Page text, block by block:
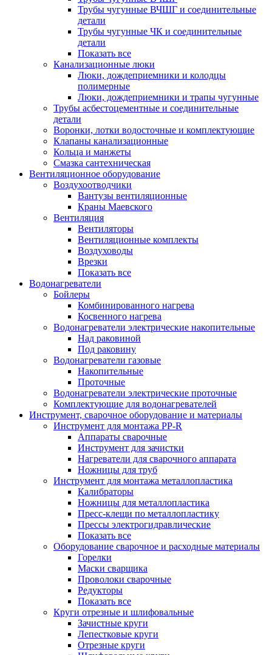
Трубы чугунные ВЧШГ и соединительные
детали
Трубы чугунные ЧК и соединительные
детали
Показать все
Канализационные люки
Люки, дождеприемники и колодцы
полимерные
Люки, дождеприемники и трапы чугунные
Трубы асбестоцементные и соединительные
детали
Воронки, лотки водосточные и комплектующие
Клапаны канализационные
Кольца и манжеты
Смазка сантехническая
Вентиляционное оборудование
Воздухоотводчики
Вантузы вентиляционные
Краны Маевского
Вентиляция
Вентиляторы
Вентиляционные комплекты
Воздуховоды
Врезки
Показать все
Водонагреватели
Бойлеры
Комбинированного нагрева
Косвенного нагрева
Водонагреватели электрические накопительные
Над раковиной
Под раковину
Водонагреватели газовые
Накопительные
Проточные
Водонагреватели электрические проточные
Комплектующие для водонагревателей
Инструмент, сварочное оборудование и материалы
Инструмент для монтажа PP-R
Аппараты сварочные
Инструмент для зачистки
Нагреватели для сварочного аппарата
Ножницы для труб
Инструмент для монтажа металлопластика
Калибраторы
Ножницы для металлопластика
Пресс-клещи по металлопластику
Прессы электрогидравлические
Показать все
Оборудование сварочное и расходные материалы
Горелки
Маски сварщика
Проволоки сварочные
Редукторы
Показать все
Круги отрезные и шлифовальные
Зачистные круги
Лепестковые круги
Отрезные круги